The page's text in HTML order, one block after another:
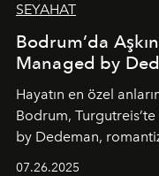
SEYAHAT
Bodrum’da
Managed by
Hayatın en özel
Bodrum,
by Dedeman,
07.26.2025